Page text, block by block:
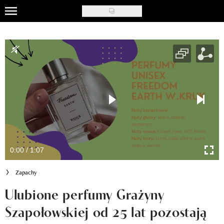
Skip
to
main
content
Moda
Ślub i wesele
Styl życia
Nasze akcje
Inspiracje
Newsy
0:00 / 1:07
Zapachy
Ulubione perfumy Grażyny
Szapołowskiej od 25 lat pozostają